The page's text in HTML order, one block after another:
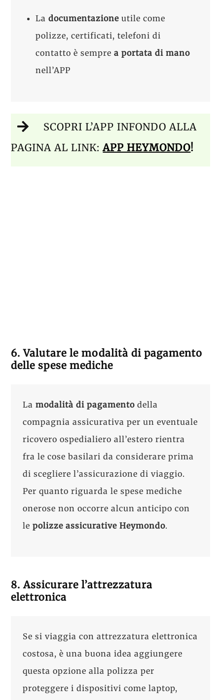
La documentazione utile come
polizze, certificati, telefoni di
contatto è sempre a portata di mano
nell’APP
SCOPRI L’APP INFONDO ALLA
PAGINA AL LINK:APP HEYMONDO!
6. Valutare le modalità di pagamento
delle spese mediche
Lamodalità di pagamento della
compagnia assicurativa per un eventuale
ricovero ospedialiero all’estero rientra
fra le cose basilari da considerare prima
di scegliere l’assicurazione di viaggio.
Per quanto riguarda le spese mediche
onerose non occorre alcun anticipo con
lepolizze assicurative Heymondo.
8. Assicurare l’attrezzatura
elettronica
Se si viaggia con attrezzatura elettronica
costosa, è una buona idea aggiungere
questa opzione alla polizza per
proteggere i dispositivi come laptop,